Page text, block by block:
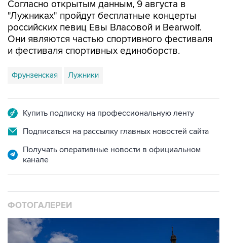
российских певиц Евы Власовой и Bearwolf.
Они являются частью спортивного фестиваля
и фестиваля спортивных единоборств.
Фрунзенская Лужники
Подписаться на рассылку главных новостей сайта
Получать оперативные новости в официальном